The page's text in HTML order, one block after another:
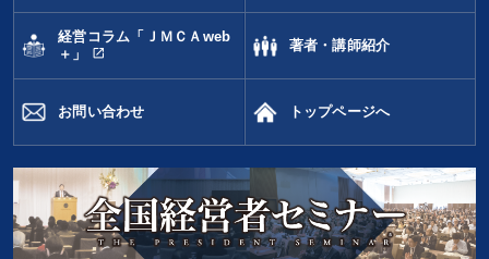
経営コラム「ＪＭＣＡweb
＋」
open_in_new
著者・講師紹介
お問い合わせ トップページへ